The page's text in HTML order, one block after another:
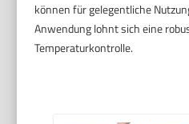
können für gelegentliche
Anwendung lohnt sich eine
Temperaturkontrolle.